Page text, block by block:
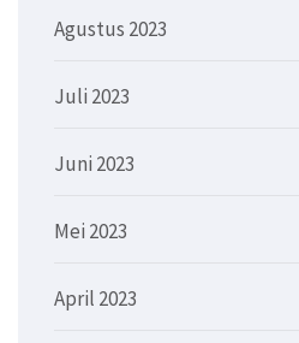
Agustus 2023
Juli 2023
Juni 2023
Mei 2023
April 2023